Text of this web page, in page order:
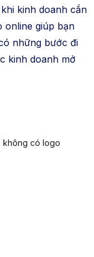
không có logo
kinh doanh cần
online giúp bạn
những bước đi
kinh doanh mở